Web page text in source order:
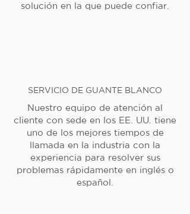
solución en la que puede confiar.
SERVICIO DE GUANTE BLANCO
Nuestro equipo de atención al
cliente con sede en los EE. UU. tiene
uno de los mejores tiempos de
llamada en la industria con la
experiencia para resolver sus
problemas rápidamente en inglés o
español.